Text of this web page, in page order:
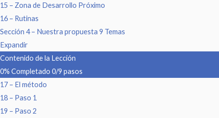
15 – Zona de Desarrollo Próximo
16 – Rutinas
Sección 4 – Nuestra propuesta 9 Temas
Expandir
Contenido de la Lección
0% Completado 0/9 pasos
17 – El método
18 – Paso 1
19 – Paso 2